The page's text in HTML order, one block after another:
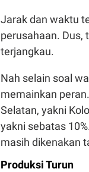
Jarak dan waktu
perusahaan. Dus,
terjangkau.
Nah selain soal
memainkan
Selatan, yakni
yakni sebatas
masih dikenakan
Produksi Turun